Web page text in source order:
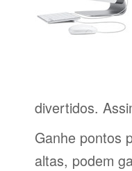
divertidos.
Ganhe pontos
altas, podem